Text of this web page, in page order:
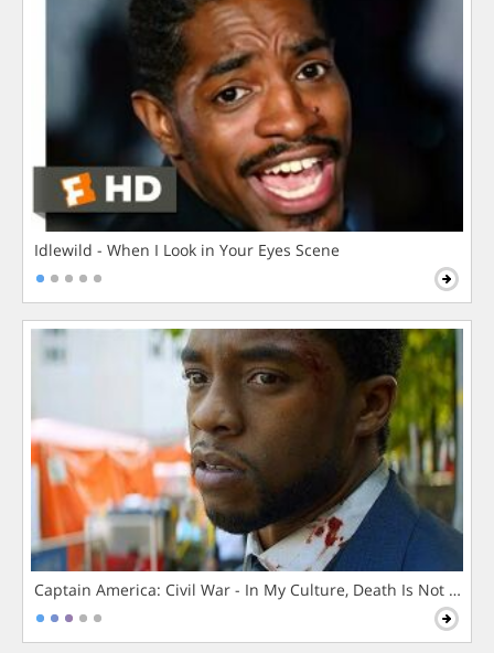
Idlewild - When I Look in Your Eyes Scene
Captain America: Civil War - In My Culture, Death Is Not The